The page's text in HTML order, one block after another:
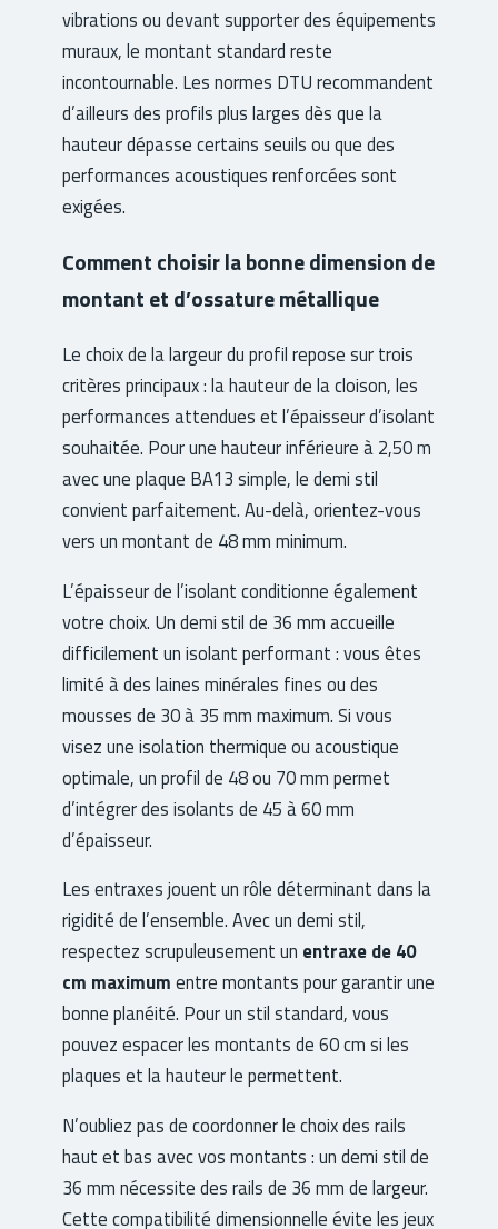
vibrations ou devant supporter des équipements
muraux, le montant standard reste
incontournable. Les normes DTU recommandent
d’ailleurs des profils plus larges dès que la
hauteur dépasse certains seuils ou que des
performances acoustiques renforcées sont
exigées.
Comment choisir la bonne dimension de
montant et d’ossature métallique
Le choix de la largeur du profil repose sur trois
critères principaux : la hauteur de la cloison, les
performances attendues et l’épaisseur d’isolant
souhaitée. Pour une hauteur inférieure à 2,50 m
avec une plaque BA13 simple, le demi stil
convient parfaitement. Au-delà, orientez-vous
vers un montant de 48 mm minimum.
L’épaisseur de l’isolant conditionne également
votre choix. Un demi stil de 36 mm accueille
difficilement un isolant performant : vous êtes
limité à des laines minérales fines ou des
mousses de 30 à 35 mm maximum. Si vous
visez une isolation thermique ou acoustique
optimale, un profil de 48 ou 70 mm permet
d’intégrer des isolants de 45 à 60 mm
d’épaisseur.
Les entraxes jouent un rôle déterminant dans la
rigidité de l’ensemble. Avec un demi stil,
respectez scrupuleusement un entraxe de 40
cm maximum entre montants pour garantir une
bonne planéité. Pour un stil standard, vous
pouvez espacer les montants de 60 cm si les
plaques et la hauteur le permettent.
N’oubliez pas de coordonner le choix des rails
haut et bas avec vos montants : un demi stil de
36 mm nécessite des rails de 36 mm de largeur.
Cette compatibilité dimensionnelle évite les jeux